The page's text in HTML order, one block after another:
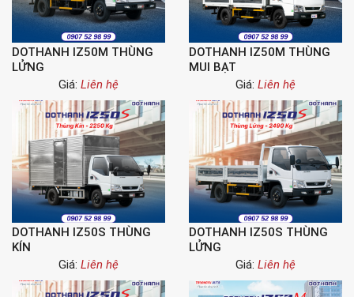
DOTHANH IZ50M THÙNG
LỬNG
Giá: Liên hệ
DOTHANH IZ50M THÙNG
MUI BẠT
Giá: Liên hệ
DOTHANH IZ50S THÙNG
KÍN
Giá: Liên hệ
DOTHANH IZ50S THÙNG
LỬNG
Giá: Liên hệ